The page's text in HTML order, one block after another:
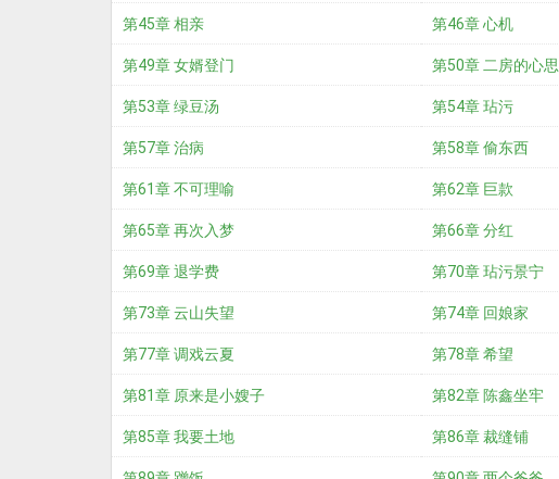
第45章 相亲 第46章 心机
第49章 女婿登门 第50章 二房的心思
第53章 绿豆汤 第54章 玷污
第57章 治病 第58章 偷东西
第61章 不可理喻 第62章 巨款
第65章 再次入梦 第66章 分红
第69章 退学费 第70章 玷污景宁
第73章 云山失望 第74章 回娘家
第77章 调戏云夏 第78章 希望
第81章 原来是小嫂子 第82章 陈鑫坐牢
第85章 我要土地 第86章 裁缝铺